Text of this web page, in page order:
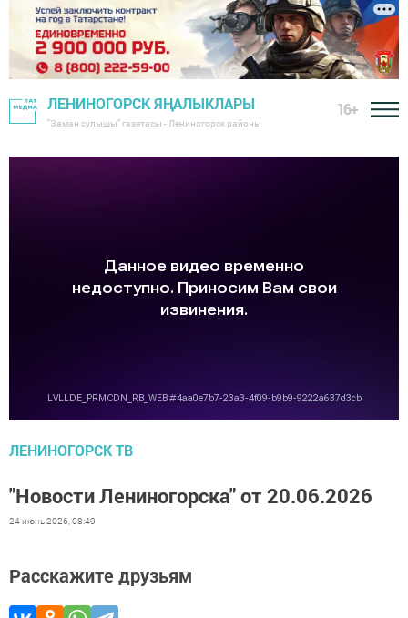
ЛЕНИНОГОРСК ЯҢАЛЫКЛАРЫ
"Заман сулышы" газетасы - Лениногорск районы
16+
ЛЕНИНОГОРСК ТВ
"Новости Лениногорска" от 20.06.2026
24 июнь 2026, 08:49
Расскажите друзьям